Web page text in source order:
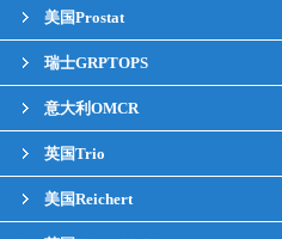
美国Prostat
瑞士GRPTOPS
意大利OMCR
英国Trio
美国Reichert